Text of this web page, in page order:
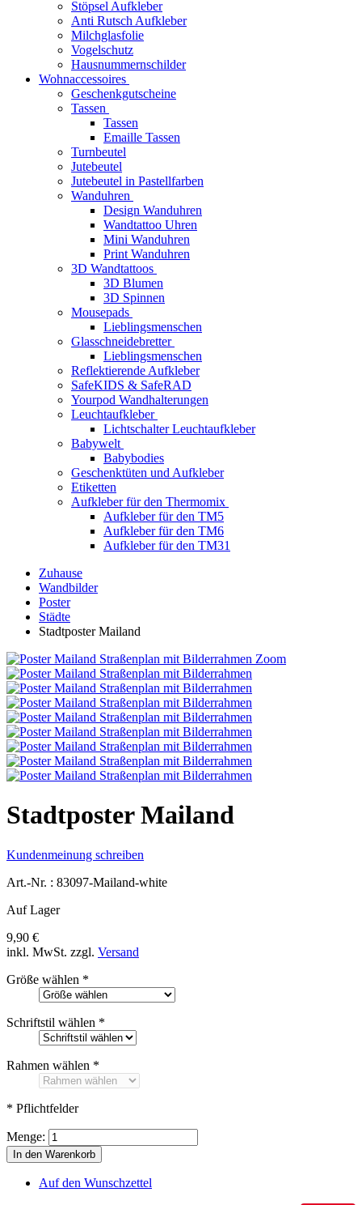
Stöpsel Aufkleber
Anti Rutsch Aufkleber
Milchglasfolie
Vogelschutz
Hausnummernschilder
Wohnaccessoires
Geschenkgutscheine
Tassen
Tassen
Emaille Tassen
Turnbeutel
Jutebeutel
Jutebeutel in Pastellfarben
Wanduhren
Design Wanduhren
Wandtattoo Uhren
Mini Wanduhren
Print Wanduhren
3D Wandtattoos
3D Blumen
3D Spinnen
Mousepads
Lieblingsmenschen
Glasschneidebretter
Lieblingsmenschen
Reflektierende Aufkleber
SafeKIDS & SafeRAD
Yourpod Wandhalterungen
Leuchtaufkleber
Lichtschalter Leuchtaufkleber
Babywelt
Babybodies
Geschenktüten und Aufkleber
Etiketten
Aufkleber für den Thermomix
Aufkleber für den TM5
Aufkleber für den TM6
Aufkleber für den TM31
Zuhause
Wandbilder
Poster
Städte
Stadtposter Mailand
Zoom
Stadtposter Mailand
Kundenmeinung schreiben
Art.-Nr. : 83097-Mailand-white
Auf Lager
9,90 €
inkl. MwSt. zzgl. Versand
Größe wählen *
Schriftstil wählen *
Rahmen wählen *
* Pflichtfelder
Menge:
In den Warenkorb
Auf den Wunschzettel